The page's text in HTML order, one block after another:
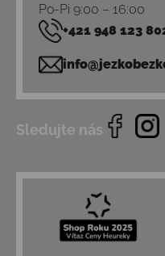
Po-Pi 9:00 – 16:00
+421 948 123
Sledujte nás